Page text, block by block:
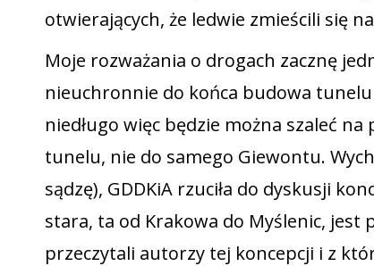
otwierających, że ledwie zmieścili się
Moje rozważania o drogach zacznę
nieuchronnie do końca budowa
niedługo więc będzie można szaleć
tunelu, nie do samego Giewontu.
sądzę), GDDKiA rzuciła do dyskusji
stara, ta od Krakowa do Myślenic, jest
przeczytali autorzy tej koncepcji i z